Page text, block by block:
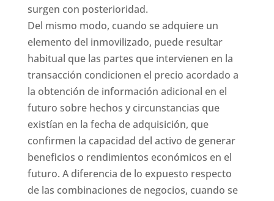
surgen con posterioridad.
Del mismo modo, cuando se adquiere un
elemento del inmovilizado, puede resultar
habitual que las partes que intervienen en la
transacción condicionen el precio acordado a
la obtención de información adicional en el
futuro sobre hechos y circunstancias que
existían en la fecha de adquisición, que
confirmen la capacidad del activo de generar
beneficios o rendimientos económicos en el
futuro. A diferencia de lo expuesto respecto
de las combinaciones de negocios, cuando se